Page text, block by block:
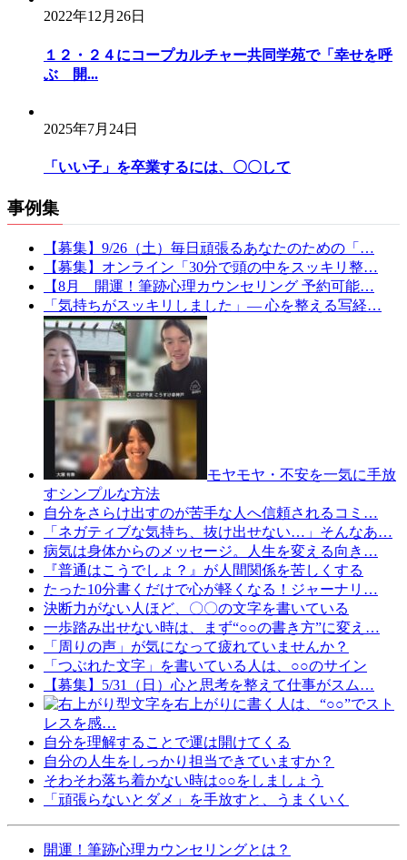
2022年12月26日
１２・２４にコープカルチャー共同学苑で「幸せを呼
ぶ 開...
2025年7月24日
「いい子」を卒業するには、〇〇して
事例集
【募集】9/26（土）毎日頑張るあなたのための「…
【募集】オンライン「30分で頭の中をスッキリ整…
【8月 開運！筆跡心理カウンセリング 予約可能…
「気持ちがスッキリしました」— 心を整える写経…
モヤモヤ・不安を一気に手放
すシンプルな方法
自分をさらけ出すのが苦手な人へ信頼されるコミ…
「ネガティブな気持ち、抜け出せない…」そんなあ…
病気は身体からのメッセージ。人生を変える向き…
『普通はこうでしょ？』が人間関係を苦しくする
たった10分書くだけで心が軽くなる！ジャーナリ…
決断力がない人ほど、〇〇の文字を書いている
一歩踏み出せない時は、まず“○○の書き方”に変え…
「周りの声」が気になって疲れていませんか？
「つぶれた文字」を書いている人は、○○のサイン
【募集】5/31（日）心と思考を整えて仕事がスム…
文字を右上がりに書く人は、“○○”でスト
レスを感…
自分を理解することで運は開けてくる
自分の人生をしっかり担当できていますか？
そわそわ落ち着かない時は○○をしましょう
「頑張らないとダメ」を手放すと、うまくいく
開運！筆跡心理カウンセリングとは？